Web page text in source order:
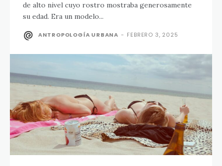
de alto nivel cuyo rostro mostraba generosamente
su edad. Era un modelo...
ANTROPOLOGÍA URBANA - FEBRERO 3, 2025